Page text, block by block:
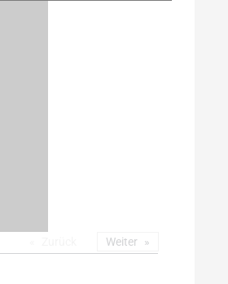
Weiter